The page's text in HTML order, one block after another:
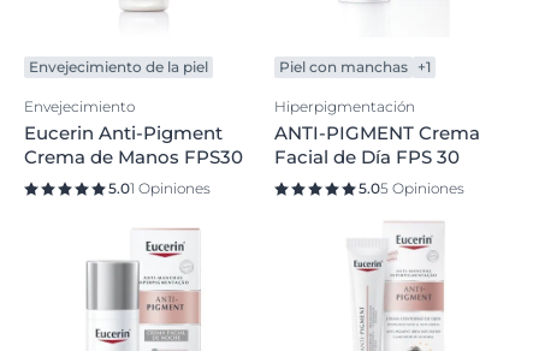
Envejecimiento de la piel
Envejecimiento
Eucerin Anti-Pigment
Crema de Manos FPS30
5.01 Opiniones
Piel con manchas +1
Hiperpigmentación
ANTI-PIGMENT Crema
Facial de Día FPS 30
5.05 Opiniones